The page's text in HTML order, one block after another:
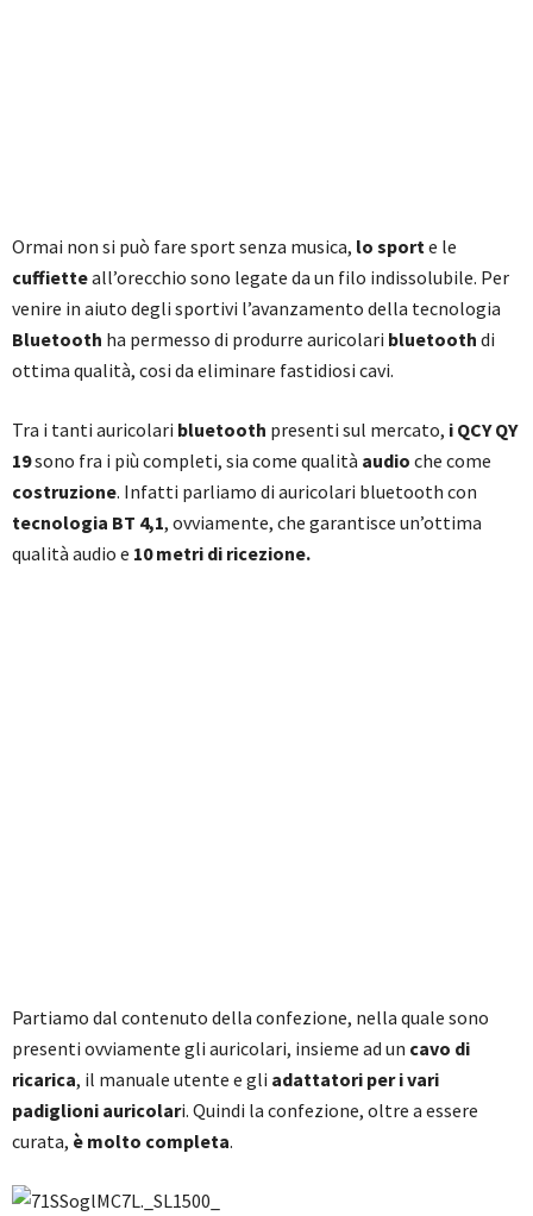
Ormai non si può fare sport senza musica, lo sporte le
cuffietteall’orecchio sono legate da un filo indissolubile. Per
venire in aiuto degli sportivi l’avanzamento della tecnologia
Bluetooth ha permesso di produrre auricolari bluetooth di
ottima qualità, cosi da eliminare fastidiosi cavi.
Tra i tanti auricolari bluetooth presenti sul mercato, i QCY QY
19sono fra i più completi, sia come qualità audio che come
costruzione. Infatti parliamo di auricolari bluetooth con
tecnologia BT 4,1, ovviamente, che garantisce un’ottima
qualità audio e 10 metri di ricezione.
Partiamo dal contenuto della confezione, nella quale sono
presenti ovviamente gli auricolari, insieme ad un cavo di
ricarica, il manuale utente e gli adattatori per i vari
padiglioni auricolari. Quindi la confezione, oltre a essere
curata, è molto completa.